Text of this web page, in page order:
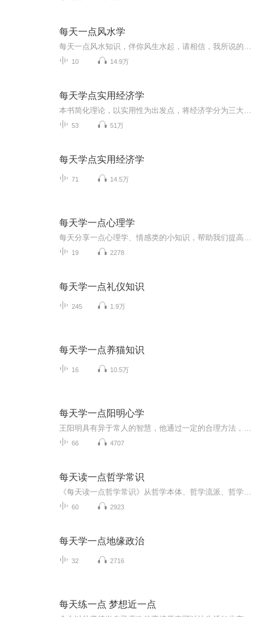
每天一点风水学
10 14.9万
每天学点实用经济学
53 51万
每天学点实用经济学
71 14.5万
每天学一点心理学
19 2278
每天学一点礼仪知识
245 1.9万
每天学一点养猫知识
16 10.5万
每天学一点阳明心学
66 4707
每天读一点哲学常识
60 2923
每天学一点地缘政治
32 2716
每天练一点 梦想近一点